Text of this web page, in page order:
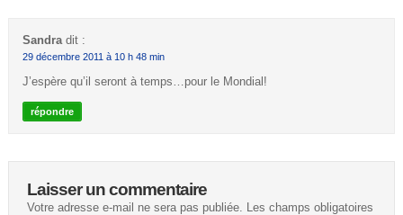
Sandra dit :
29 décembre 2011 à 10 h 48 min
J’espère qu’il seront à temps…pour le Mondial!
répondre
Laisser un commentaire
Votre adresse e-mail ne sera pas publiée.
Les champs obligatoires